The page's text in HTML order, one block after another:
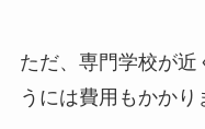
ただ、専門学校が近
うには費用もかかり